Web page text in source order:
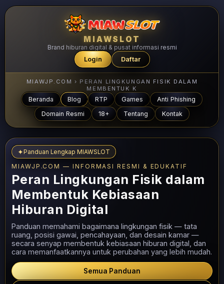
MIAWSLOT
Brand hiburan digital & pusat informasi resmi
Login Daftar
MIAWJP.COM › PERAN LINGKUNGAN FISIK DALAM
MEMBENTUK K
Beranda Blog RTP Games
Anti Phishing
Domain Resmi
18+ Tentang Kontak
✦Panduan Lengkap MIAWSLOT
MIAWJP.COM — INFORMASI RESMI & EDUKATIF
Peran Lingkungan Fisik dalam
Membentuk Kebiasaan
Hiburan Digital
Panduan memahami bagaimana lingkungan fisik — tata
ruang, posisi gawai, pencahayaan, dan desain kamar —
secara senyap membentuk kebiasaan hiburan digital, dan
cara memanfaatkannya untuk perubahan yang lebih mudah.
Semua Panduan